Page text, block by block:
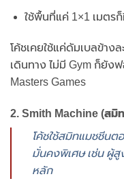
ใช้พื้นที่แค่ 1×1 เมตร
โค้ชเคยใช้แค่ดัมเบลข้าง
เดินทาง ไม่มี Gym ก็ยัง
Masters Games
2. Smith Machine (สมิ
โค้ชใช้สมิทแมชชีน
มั่นคงพิเศษ เช่น ผู้สู
หลัก